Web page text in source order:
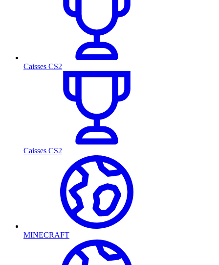
Caisses CS2
Caisses CS2
MINECRAFT